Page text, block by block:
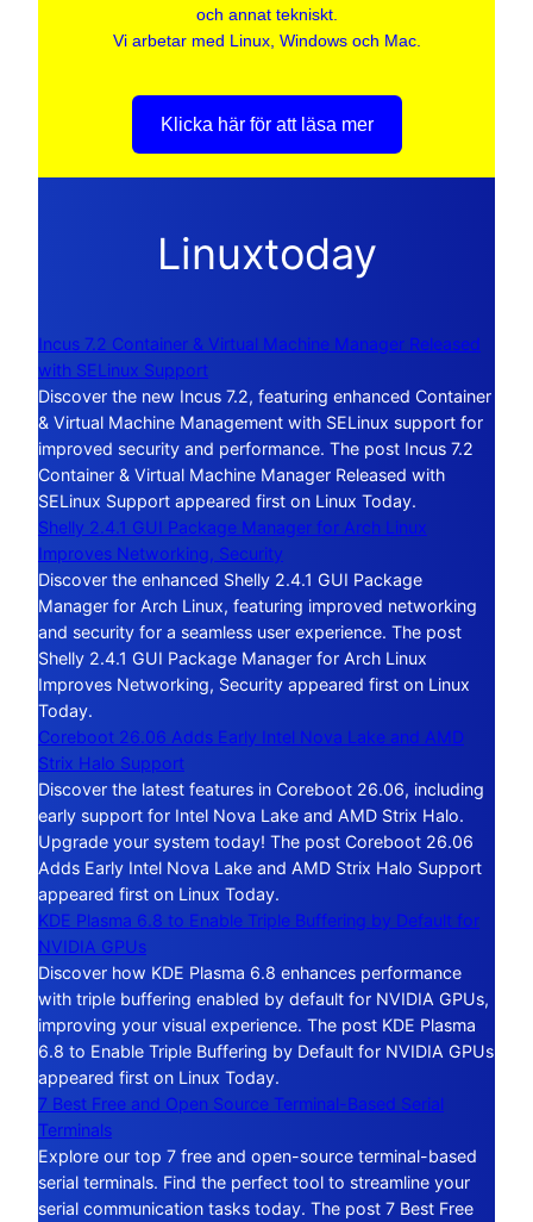
och annat tekniskt.
Vi arbetar med Linux, Windows och Mac.
Klicka här för att läsa mer
Linuxtoday
Incus 7.2 Container & Virtual Machine Manager Released
with SELinux Support
Discover the new Incus 7.2, featuring enhanced Container
& Virtual Machine Management with SELinux support for
improved security and performance. The post Incus 7.2
Container & Virtual Machine Manager Released with
SELinux Support appeared first on Linux Today.
Shelly 2.4.1 GUI Package Manager for Arch Linux
Improves Networking, Security
Discover the enhanced Shelly 2.4.1 GUI Package
Manager for Arch Linux, featuring improved networking
and security for a seamless user experience. The post
Shelly 2.4.1 GUI Package Manager for Arch Linux
Improves Networking, Security appeared first on Linux
Today.
Coreboot 26.06 Adds Early Intel Nova Lake and AMD
Strix Halo Support
Discover the latest features in Coreboot 26.06, including
early support for Intel Nova Lake and AMD Strix Halo.
Upgrade your system today! The post Coreboot 26.06
Adds Early Intel Nova Lake and AMD Strix Halo Support
appeared first on Linux Today.
KDE Plasma 6.8 to Enable Triple Buffering by Default for
NVIDIA GPUs
Discover how KDE Plasma 6.8 enhances performance
with triple buffering enabled by default for NVIDIA GPUs,
improving your visual experience. The post KDE Plasma
6.8 to Enable Triple Buffering by Default for NVIDIA GPUs
appeared first on Linux Today.
7 Best Free and Open Source Terminal-Based Serial
Terminals
Explore our top 7 free and open-source terminal-based
serial terminals. Find the perfect tool to streamline your
serial communication tasks today. The post 7 Best Free